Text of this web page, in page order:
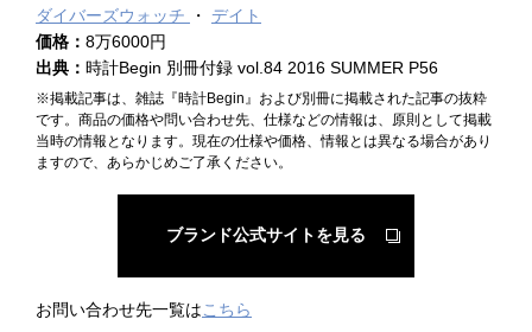
ダイバーズウォッチ
デイト
価格： 8万6000円
出典： 時計Begin 別冊付録 vol.84 2016 SUMMER P56
※掲載記事は、雑誌『時計Begin』および別冊に掲載された記事の抜粋
です。商品の価格や問い合わせ先、仕様などの情報は、原則として掲載
当時の情報となります。現在の仕様や価格、情報とは異なる場合があり
ますので、あらかじめご了承ください。
ブランド公式サイトを見る
お問い合わせ先一覧はこちら